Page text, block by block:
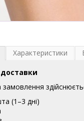
Характеристики
замовлення
(1–3 дні)